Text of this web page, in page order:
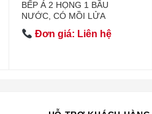
BẾP Á 2 HỌNG 1 BẦU
NƯỚC, CÓ MỒI LỬA
Đơn giá: Liên hệ